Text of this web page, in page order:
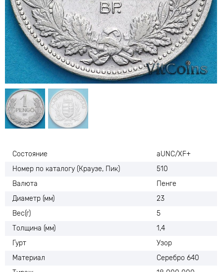
Состояние
aUNC/XF+
Номер по каталогу (Краузе, Пик)
510
Валюта
Пенге
Диаметр (мм)
23
Вес(г)
5
Толщина (мм)
1,4
Гурт
Узор
Материал
Серебро 640